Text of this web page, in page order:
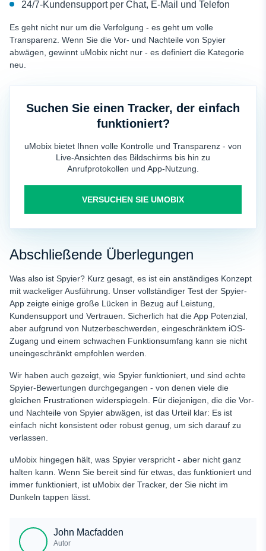
24/7-Kundensupport per Chat, E-Mail und Telefon
Es geht nicht nur um die Verfolgung - es geht um volle
Transparenz. Wenn Sie die Vor- und Nachteile von Spyier
abwägen, gewinnt uMobix nicht nur - es definiert die Kategorie
neu.
Suchen Sie einen Tracker, der einfach
funktioniert?
uMobix bietet Ihnen volle Kontrolle und Transparenz - von
Live-Ansichten des Bildschirms bis hin zu
Anrufprotokollen und App-Nutzung.
VERSUCHEN SIE UMOBIX
Abschließende Überlegungen
Was also ist Spyier? Kurz gesagt, es ist ein anständiges Konzept
mit wackeliger Ausführung. Unser vollständiger Test der Spyier-
App zeigte einige große Lücken in Bezug auf Leistung,
Kundensupport und Vertrauen. Sicherlich hat die App Potenzial,
aber aufgrund von Nutzerbeschwerden, eingeschränktem iOS-
Zugang und einem schwachen Funktionsumfang kann sie nicht
uneingeschränkt empfohlen werden.
Wir haben auch gezeigt, wie Spyier funktioniert, und sind echte
Spyier-Bewertungen durchgegangen - von denen viele die
gleichen Frustrationen widerspiegeln. Für diejenigen, die die Vor-
und Nachteile von Spyier abwägen, ist das Urteil klar: Es ist
einfach nicht konsistent oder robust genug, um sich darauf zu
verlassen.
uMobix hingegen hält, was Spyier verspricht - aber nicht ganz
halten kann. Wenn Sie bereit sind für etwas, das funktioniert und
immer funktioniert, ist uMobix der Tracker, der Sie nicht im
Dunkeln tappen lässt.
John Macfadden
Autor